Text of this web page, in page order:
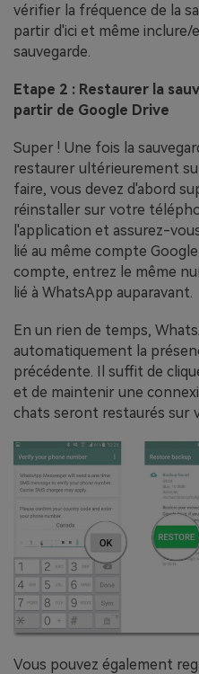
vérifier la fréquence de la
partir d'ici et même inclure/
sauvegarde.
Etape 2 : Restaurer la
partir de Google Drive
Super ! Une fois la
restaurer ultérieurement
faire, vous devez d'abord
réinstaller sur votre
l'application et assurez-
lié au même compte
compte, entrez le même
lié à WhatsApp auparavant.
En un rien de temps,
automatiquement la
précédente. Il suffit de
et de maintenir une
chats seront restaurés sur
Vous pouvez également